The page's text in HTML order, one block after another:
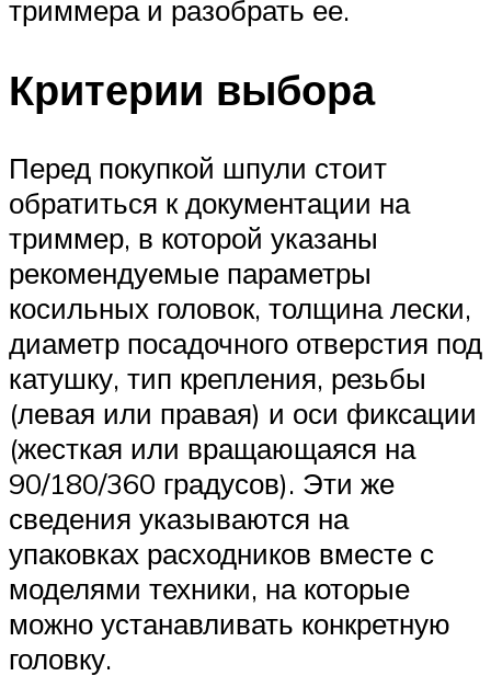
триммера и разобрать ее.
Критерии выбора
Перед покупкой шпули стоит
обратиться к документации на
триммер, в которой указаны
рекомендуемые параметры
косильных головок, толщина лески,
диаметр посадочного отверстия под
катушку, тип крепления, резьбы
(левая или правая) и оси фиксации
(жесткая или вращающаяся на
90/180/360 градусов). Эти же
сведения указываются на
упаковках расходников вместе с
моделями техники, на которые
можно устанавливать конкретную
головку.